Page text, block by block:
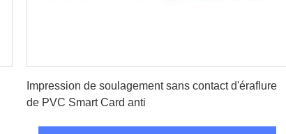
Impression de soulagement sans contact d'éraflure
de PVC Smart Card anti